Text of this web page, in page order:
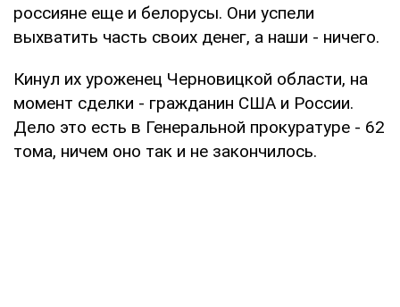
россияне еще и белорусы. Они успели
выхватить часть своих денег, а наши - ничего.
Кинул их уроженец Черновицкой области, на
момент сделки - гражданин США и России.
Дело это есть в Генеральной прокуратуре - 62
тома, ничем оно так и не закончилось.